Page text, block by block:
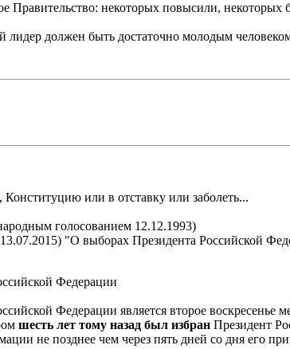
Правительство: некоторых повысили,
должен быть достаточно молодым
или в отставку или заболеть...
голосованием 12.12.1993)
"О выборах Президента Российской
Федерации
Федерации является второе
шесть лет тому назад был избран Президент
не позднее чем через пять дней со дня его